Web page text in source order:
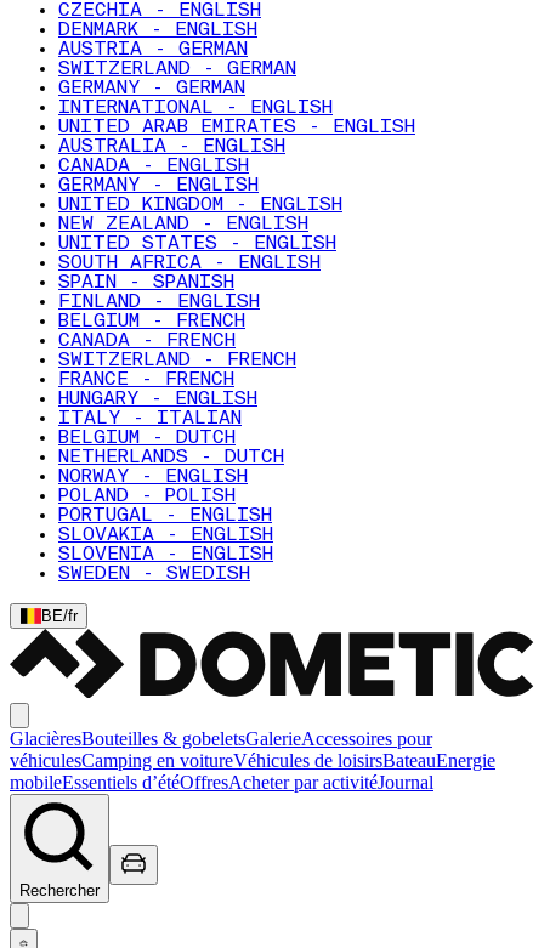
CZECHIA - ENGLISH
DENMARK - ENGLISH
AUSTRIA - GERMAN
SWITZERLAND - GERMAN
GERMANY - GERMAN
INTERNATIONAL - ENGLISH
UNITED ARAB EMIRATES - ENGLISH
AUSTRALIA - ENGLISH
CANADA - ENGLISH
GERMANY - ENGLISH
UNITED KINGDOM - ENGLISH
NEW ZEALAND - ENGLISH
UNITED STATES - ENGLISH
SOUTH AFRICA - ENGLISH
SPAIN - SPANISH
FINLAND - ENGLISH
BELGIUM - FRENCH
CANADA - FRENCH
SWITZERLAND - FRENCH
FRANCE - FRENCH
HUNGARY - ENGLISH
ITALY - ITALIAN
BELGIUM - DUTCH
NETHERLANDS - DUTCH
NORWAY - ENGLISH
POLAND - POLISH
PORTUGAL - ENGLISH
SLOVAKIA - ENGLISH
SLOVENIA - ENGLISH
SWEDEN - SWEDISH
BE/fr
GlacièresBouteilles & gobeletsGalerieAccessoires pour
véhiculesCamping en voitureVéhicules de loisirsBateauEnergie
mobileEssentiels d’étéOffresAcheter par activitéJournal
Rechercher